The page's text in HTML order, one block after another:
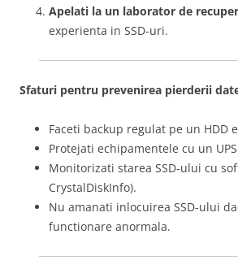
Apelati la un laborator de
experienta in SSD-uri.
Sfaturi pentru prevenirea pierderii
Faceti backup regulat pe un HDD
Protejati echipamentele cu un
Monitorizati starea SSD-ului cu
CrystalDiskInfo).
Nu amanati inlocuirea SSD-ului
functionare anormala.